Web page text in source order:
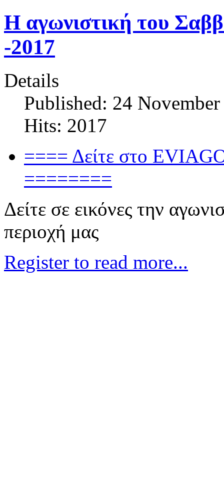
H αγωνιστική του
-2017
Details
Published: 24
Hits: 2017
==== Δείτε στο
========
Δείτε σε εικόνες την
περιοχή μας
Register to read more...